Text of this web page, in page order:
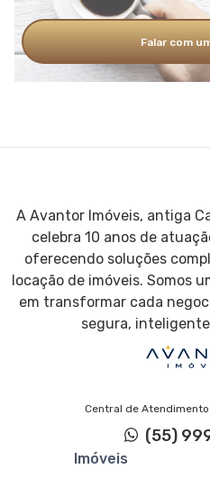
Falar com
A Avantor Imóveis, antiga
celebra 10 anos de
oferecendo soluções
locação de imóveis. Somos
em transformar cada
segura,
Central de
(55)
Imóveis